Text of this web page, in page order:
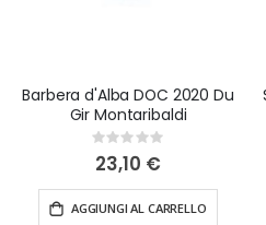
Barbera d'Alba DOC 2020 Du
Gir Montaribaldi
Rating:
0%
23,10 €
AGGIUNGI AL CARRELLO